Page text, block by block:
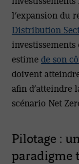
l’expansion du
Distribution
investissements
estimede son
doivent
afin d’atteindre
scénario Net
Pilotage :
paradigme